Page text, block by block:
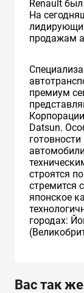
Renault
На
продажам
премиум
Datsun.
строятся
стремится
японское
городах:
Вас так